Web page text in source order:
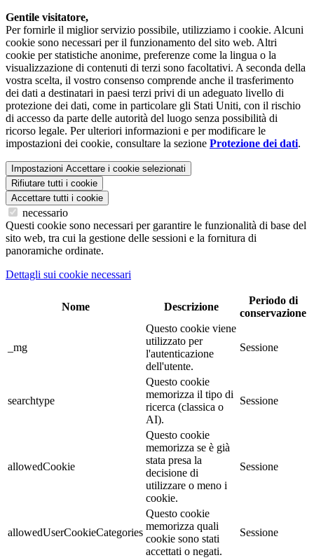
Gentile visitatore,
Per fornirle il miglior servizio possibile, utilizziamo i cookie. Alcuni
cookie sono necessari per il funzionamento del sito web. Altri
cookie per statistiche anonime, preferenze come la lingua o la
visualizzazione di contenuti di terzi sono facoltativi. A seconda della
vostra scelta, il vostro consenso comprende anche il trasferimento
dei dati a destinatari in paesi terzi privi di un adeguato livello di
protezione dei dati, come in particolare gli Stati Uniti, con il rischio
di accesso da parte delle autorità del luogo senza possibilità di
ricorso legale. Per ulteriori informazioni e per modificare le
impostazioni dei cookie, consultare la sezione Protezione dei dati.
Impostazioni Accettare i cookie selezionati
Rifiutare tutti i cookie
Accettare tutti i cookie
necessario
Questi cookie sono necessari per garantire le funzionalità di base del
sito web, tra cui la gestione delle sessioni e la fornitura di
panoramiche ordinate.
Dettagli sui cookie necessari
Nome Descrizione
Periodo di
conservazione
_mg
Questo cookie viene
utilizzato per
l'autenticazione
dell'utente.
Sessione
searchtype
Questo cookie
memorizza il tipo di
ricerca (classica o
AI).
Sessione
allowedCookie
Questo cookie
memorizza se è già
stata presa la
decisione di
utilizzare o meno i
cookie.
Sessione
allowedUserCookieCategories
Questo cookie
memorizza quali
cookie sono stati
accettati o negati.
Sessione